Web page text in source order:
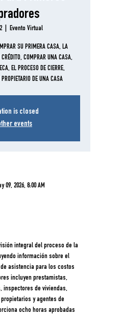
  |
Evento Virtual
SU PRIMERA CASA, LA
COMPRAR UNA CASA,
EL PROCESO DE CIERRE,
is closed
events
09, 2026, 8:00 AM
integral del proceso de la
información sobre el
asistencia para los costos
incluyen prestamistas,
inspectores de viviendas,
y agentes de
ocho horas aprobadas